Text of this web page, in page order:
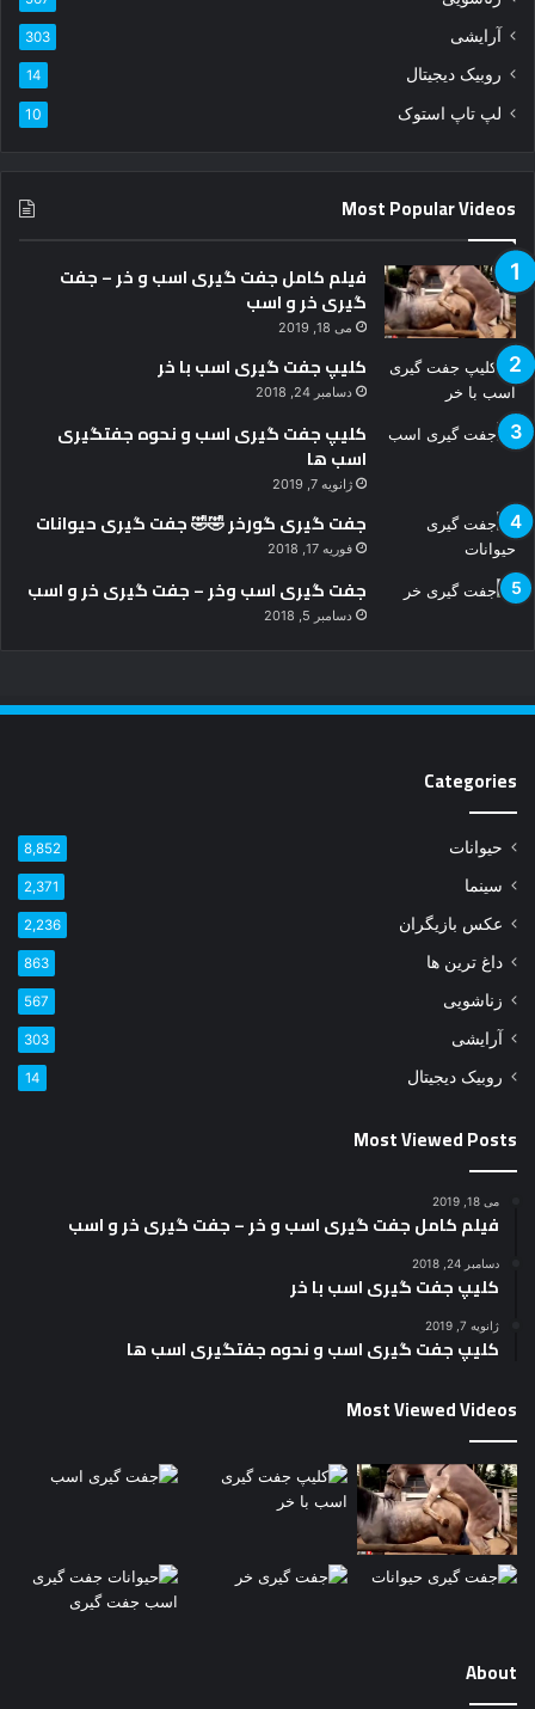
ن
د
آرایشی 303
روبیک دیجیتال 14
لپ تاپ استوک 10
Most Popular Videos
فیلم کامل جفت گیری اسب و خر – جفت
گیری خر و اسب
می 18, 2019
کلیپ جفت گیری اسب با خر
دسامبر 24, 2018
کلیپ جفت گیری اسب و نحوه جفتگیری
اسب ها
ژانویه 7, 2019
جفت گیری گورخر 🤣🤣 جفت گیری حیوانات
فوریه 17, 2018
جفت گیری اسب وخر – جفت گیری خر و اسب
دسامبر 5, 2018
Categories
حیوانات 8,852
سینما 2,371
عکس بازیگران 2,236
داغ ترین ها 863
زناشویی 567
آرایشی 303
روبیک دیجیتال 14
Most Viewed Posts
می 18, 2019
فیلم کامل جفت گیری اسب و خر – جفت گیری خر و اسب
دسامبر 24, 2018
کلیپ جفت گیری اسب با خر
ژانویه 7, 2019
کلیپ جفت گیری اسب و نحوه جفتگیری اسب ها
Most Viewed Videos
About